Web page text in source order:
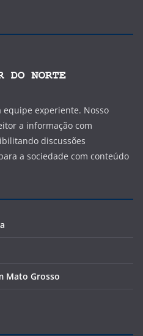
equipe experiente. Nosso
a informação com
discussões
a sociedade com conteúdo
Mato Grosso